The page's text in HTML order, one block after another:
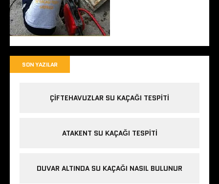
SON YAZILAR
ÇIFTEHAVUZLAR SU KAÇAĞI TESPITI
ATAKENT SU KAÇAĞI TESPITI
DUVAR ALTINDA SU KAÇAĞI NASIL BULUNUR